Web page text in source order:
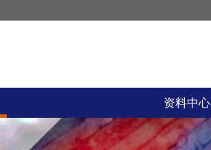
资料中心